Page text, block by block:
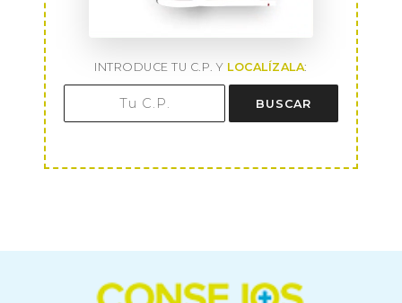
INTRODUCE TU C.P. Y LOCALÍZALA:
BUSCAR